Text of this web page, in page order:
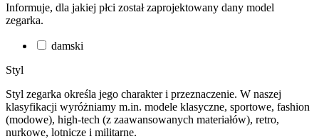
Informuje, dla jakiej płci został zaprojektowany dany model
zegarka.
damski
Styl
Styl zegarka określa jego charakter i przeznaczenie. W naszej
klasyfikacji wyróżniamy m.in. modele klasyczne, sportowe, fashion
(modowe), high-tech (z zaawansowanych materiałów), retro,
nurkowe, lotnicze i militarne.